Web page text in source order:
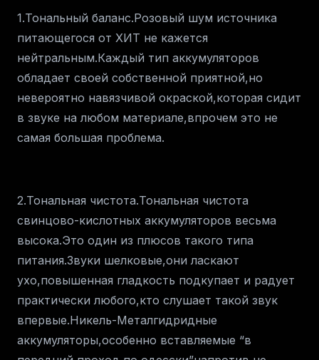
1.Тональный баланс.Розовый шум источника
питающегося от ХИТ не кажется
нейтральным.Каждый тип аккумуляторов
обладает своей собственной приятной,но
невероятно навязчивой окраской,которая сидит
в звуке на любом материале,впрочем это не
самая большая проблема.
2.Тональная чистота.Тональная чистота
свинцово-кислотных аккумуляторов весьма
высока.Это один из плюсов такого типа
питания.Звуки шелковые,они ласкают
ухо,повышенная гладкость подкупает и радует
практически любого,кто слушает такой звук
впервые.Никель-Металгидридные
аккумуляторы,особенно вставляемые “в